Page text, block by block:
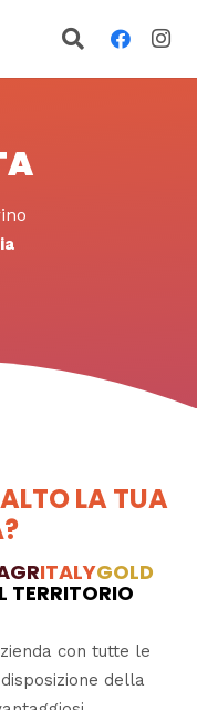
LA TUA
ITALYGOLD
TERRITORIO
con tutte le
della